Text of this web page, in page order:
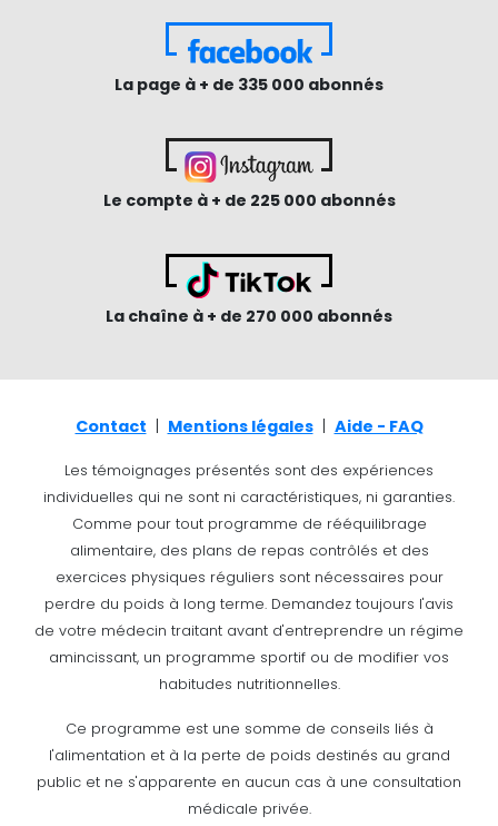
La page à + de 335 000 abonnés
Le compte à + de 225 000 abonnés
La chaîne à + de 270 000 abonnés
Contact Mentions légales| Aide - FAQ
Les témoignages présentés sont des expériences
individuelles qui ne sont ni caractéristiques, ni garanties.
Comme pour tout programme de rééquilibrage
alimentaire, des plans de repas contrôlés et des
exercices physiques réguliers sont nécessaires pour
perdre du poids à long terme. Demandez toujours l'avis
de votre médecin traitant avant d'entreprendre un régime
amincissant, un programme sportif ou de modifier vos
habitudes nutritionnelles.
Ce programme est une somme de conseils liés à
l'alimentation et à la perte de poids destinés au grand
public et ne s'apparente en aucun cas à une consultation
médicale privée.